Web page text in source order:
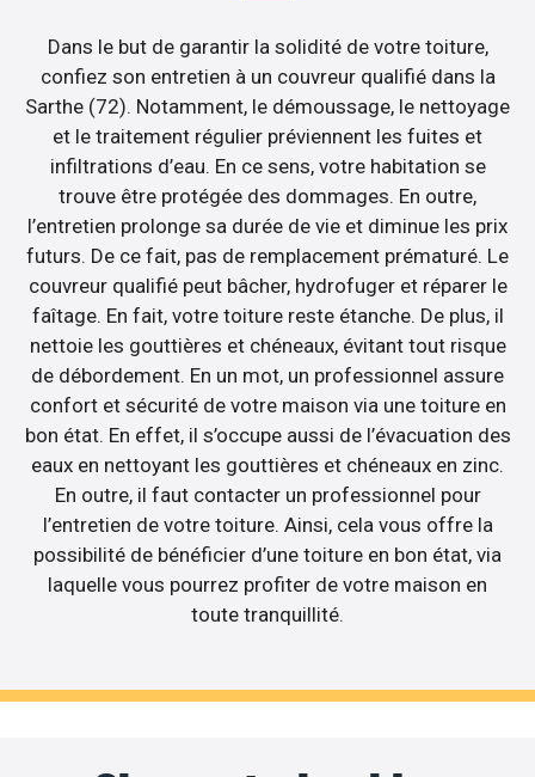
Dans le but de garantir la solidité de votre toiture,
confiez son entretien à un couvreur qualifié dans la
Sarthe (72). Notamment, le démoussage, le nettoyage
et le traitement régulier préviennent les fuites et
infiltrations d’eau. En ce sens, votre habitation se
trouve être protégée des dommages. En outre,
l’entretien prolonge sa durée de vie et diminue les prix
futurs. De ce fait, pas de remplacement prématuré. Le
couvreur qualifié peut bâcher, hydrofuger et réparer le
faîtage. En fait, votre toiture reste étanche. De plus, il
nettoie les gouttières et chéneaux, évitant tout risque
de débordement. En un mot, un professionnel assure
confort et sécurité de votre maison via une toiture en
bon état. En effet, il s’occupe aussi de l’évacuation des
eaux en nettoyant les gouttières et chéneaux en zinc.
En outre, il faut contacter un professionnel pour
l’entretien de votre toiture. Ainsi, cela vous offre la
possibilité de bénéficier d’une toiture en bon état, via
laquelle vous pourrez profiter de votre maison en
toute tranquillité.